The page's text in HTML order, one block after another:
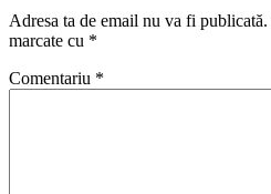
Adresa ta de email nu va fi publicată.
marcate cu *
Comentariu *